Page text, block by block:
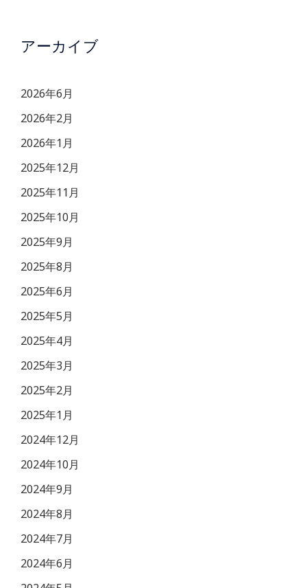
アーカイブ
2026年6月
2026年2月
2026年1月
2025年12月
2025年11月
2025年10月
2025年9月
2025年8月
2025年6月
2025年5月
2025年4月
2025年3月
2025年2月
2025年1月
2024年12月
2024年10月
2024年9月
2024年8月
2024年7月
2024年6月